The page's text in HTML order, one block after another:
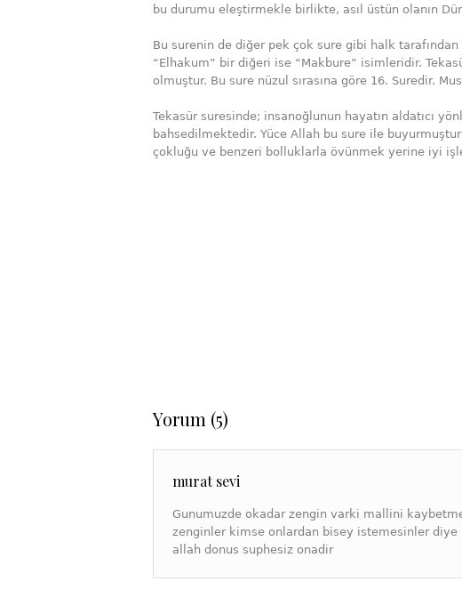
bu durumu eleştirmekle birlikte, asıl üstün olanın
Bu surenin de diğer pek çok sure gibi halk tarafından
“Elhakum” bir diğeri ise “Makbure” isimleridir.
olmuştur. Bu sure nüzul sırasına göre 16. Suredir.
Tekasür suresinde; insanoğlunun hayatın aldatıcı
bahsedilmektedir. Yüce Allah bu sure ile
çokluğu ve benzeri bolluklarla övünmek yerine iyi
Yorum (5)
murat sevi
Gunumuzde okadar zengin varki mallini
zenginler kimse onlardan bisey istemesinler
allah donus suphesiz onadir